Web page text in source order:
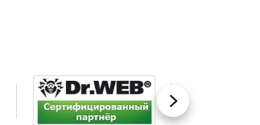
Вперед